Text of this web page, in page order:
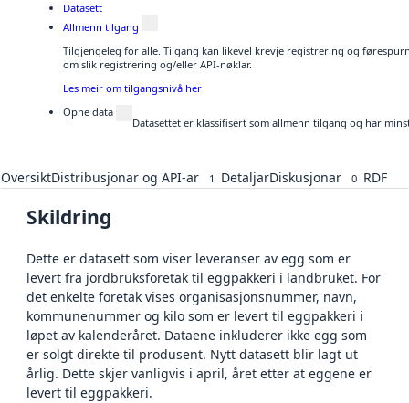
Datasett
Allmenn tilgang
Tilgjengeleg for alle. Tilgang kan likevel krevje registrering og
om slik registrering og/eller API-nøklar.
Les meir om tilgangsnivå her
Opne data
Datasettet er klassifisert som allmenn tilgang og har
OversiktDistribusjonar og API-ar 1 DetaljarDiskusjonar 0 RDF
Skildring
Dette er datasett som viser leveranser av egg som er
levert fra jordbruksforetak til eggpakkeri i landbruket. For
det enkelte foretak vises organisasjonsnummer, navn,
kommunenummer og kilo som er levert til eggpakkeri i
løpet av kalenderåret. Dataene inkluderer ikke egg som
er solgt direkte til produsent. Nytt datasett blir lagt ut
årlig. Dette skjer vanligvis i april, året etter at eggene er
levert til eggpakkeri.